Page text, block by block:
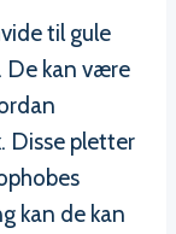
til gule
De kan være
Disse pletter
kan de kan